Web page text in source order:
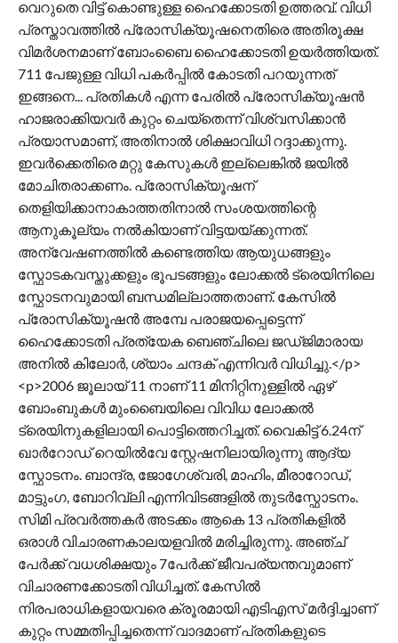
വെറുതെ വിട്ട് കൊണ്ടുള്ള ഹൈക്കോടതി ഉത്തരവ്. വിധി
പ്രസ്താവത്തിൽ പ്രോസിക്യൂഷനെതിരെ അതിരൂക്ഷ
വിമർശനമാണ് ബോംബൈ ഹൈക്കോടതി ഉയർത്തിയത്.
711 പേജുള്ള വിധി പകർപ്പിൽ കോടതി പറയുന്നത്
ഇങ്ങനെ... പ്രതികൾ എന്ന പേരിൽ പ്രോസിക്യൂഷൻ
ഹാജരാക്കിയവർ കുറ്റം ചെയ്തെന്ന് വിശ്വസിക്കാൻ
പ്രയാസമാണ്, അതിനാൽ ശിക്ഷാവിധി റദ്ദാക്കുന്നു.
ഇവർക്കെതിരെ മറ്റു കേസുകൾ ഇല്ലെങ്കിൽ ജയിൽ
മോചിതരാക്കണം. പ്രോസിക്യൂഷന്
തെളിയിക്കാനാകാത്തതിനാൽ സംശയത്തിന്റെ
ആനുകൂല്യം നൽകിയാണ് വിട്ടയയ്ക്കുന്നത്.
അന്വേഷണത്തിൽ കണ്ടെത്തിയ ആയുധങ്ങളും
സ്ഫോടകവസ്തുക്കളും ഭൂപടങ്ങളും ലോക്കൽ ട്രെയിനിലെ
സ്ഫോടനവുമായി ബന്ധമില്ലാത്തതാണ്. കേസിൽ
പ്രോസിക്യൂഷൻ അമ്പേ പരാജയപ്പെട്ടെന്ന്
ഹൈക്കോടതി പ്രത്യേക ബെഞ്ചിലെ ജഡ്ജിമാരായ
അനിൽ കിലോർ, ശ്യാം ചന്ദക് എന്നിവർ വിധിച്ചു.</p>
<p>2006 ജൂലായ് 11 നാണ് 11 മിനിറ്റിനുള്ളിൽ ഏഴ്
ബോംബുകൾ മുംബൈയിലെ വിവിധ ലോക്കൽ
ട്രെയിനുകളിലായി പൊട്ടിത്തെറിച്ചത്. വൈകിട്ട് 6.24ന്
ഖാർറോഡ് റെയിൽവേ സ്റ്റേഷനിലായിരുന്നു ആദ്യ
സ്ഫോടനം. ബാന്ദ്ര, ജോഗേശ്വരി, മാഹിം, മീരാറോഡ്,
മാട്ടുംഗ, ബോറിവ്‌ലി എന്നിവിടങ്ങളിൽ തുടർസ്ഫോടനം.
സിമി പ്രവർത്തകർ അടക്കം ആകെ 13 പ്രതികളിൽ
ഒരാൾ വിചാരണകാലയളവിൽ മരിച്ചിരുന്നു. അഞ്ച്
പേർക്ക് വധശിക്ഷയും 7പേർക്ക് ജീവപര്യന്തവുമാണ്
വിചാരണക്കോടതി വിധിച്ചത്. കേസിൽ
നിരപരാധികളായവരെ ക്രൂരമായി എടിഎസ് മർദ്ദിച്ചാണ്
കുറ്റം സമ്മതിപ്പിച്ചതെന്ന് വാദമാണ് പ്രതികളുടെ